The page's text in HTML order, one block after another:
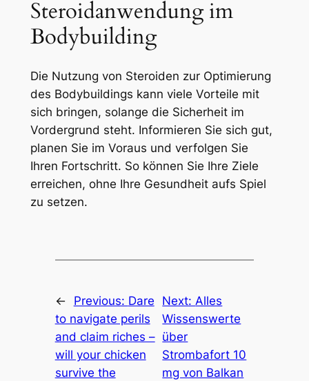
Steroidanwendung im
Bodybuilding
Die Nutzung von Steroiden zur Optimierung
des Bodybuildings kann viele Vorteile mit
sich bringen, solange die Sicherheit im
Vordergrund steht. Informieren Sie sich gut,
planen Sie im Voraus und verfolgen Sie
Ihren Fortschritt. So können Sie Ihre Ziele
erreichen, ohne Ihre Gesundheit aufs Spiel
zu setzen.
← Previous: Dare
to navigate perils
and claim riches –
will your chicken
survive the
Next:Alles
Wissenswerte
über
Strombafort 10
mg von Balkan